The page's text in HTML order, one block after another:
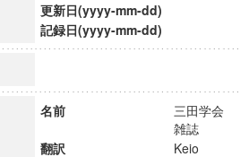
更新日(yyyy-mm-dd)
記録日(yyyy-mm-dd)
名前
三田学会
雑誌
翻訳
Keio